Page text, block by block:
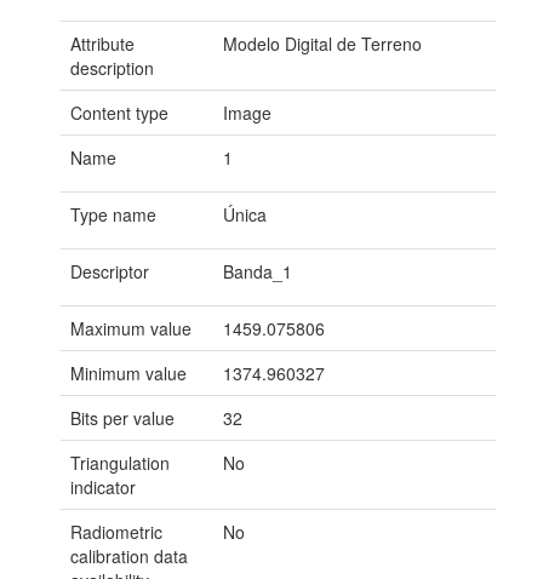
Attribute
description
Modelo Digital de Terreno
Content type
Image
Name
1
Type name Única
Descriptor Banda_1
Maximum value
1459.075806
Minimum value
1374.960327
Bits per value
32
Triangulation
indicator
No
Radiometric
calibration data
No